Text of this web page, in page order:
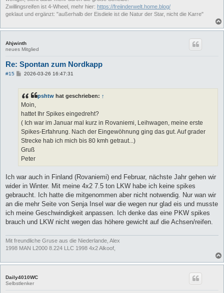
Zwillingsreifen ist 4-Wheel, mehr hier: https://freiinderwelt.home.blog/
geklaut und ergänzt: "außerhalb der Eisdiele ist die Natur der Star, nicht die Karre"
Ahjwinth
neues Mitglied
Re: Spontan zum Nordkapp
#15
B
r
a
2026-03-26 16:47:31
pshtw hat geschrieben: ↑
Moin,
hattet Ihr Spikes eingedreht?
( Ich war im Januar mal kurz in Rovaniemi, Leihwagen, meine erste
Spikes-Erfahrung. Nach der Eingewöhnung ging das gut. Auf grader
Strecke hab ich mich bis 80 kmh getraut...)
Gruß
Peter
Ich war auch in Finland (Rovaniemi) end Februar, nächste Jahr gehen wir
wider in Winter. Mit meine 4x2 7.5 ton LKW habe ich keine spikes
gebraucht. Ich hatte die mitgenommen aber nicht notwendig. Nur wan wir
an die mehr Seite von Senja Insel war die wegen nur glad eis und musste
ich meine Geschwindigkeit anpassen. Ich denke das eine PKW spikes
brauch und LKW nicht wegen das höhere gewicht auf die Achsen/reifen.
Mit freundliche Gruse aus die Niederlande, Alex
1998 MAN L2000 8.224 LLC 1998 4x2 Alkoof,
Daily4010WC
Selbstlenker